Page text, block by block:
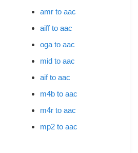
amr to aac
aiff to aac
oga to aac
mid to aac
aif to aac
m4b to aac
m4r to aac
mp2 to aac